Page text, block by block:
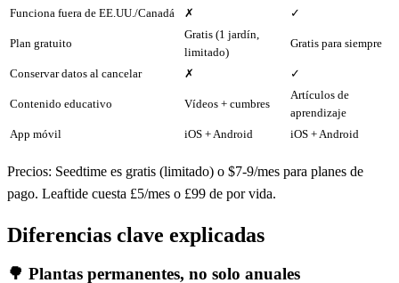
Funciona fuera de EE.UU./Canadá
✗ ✓
Plan gratuito
Gratis (1 jardín,
limitado)
Gratis para siempre
Conservar datos al cancelar ✗ ✓
Contenido educativo Vídeos + cumbres
Artículos de
aprendizaje
App móvil
iOS + Android iOS + Android
Precios: Seedtime es gratis (limitado) o $7-9/mes para planes de
pago. Leaftide cuesta £5/mes o £99 de por vida.
Diferencias clave explicadas
🌳 Plantas permanentes, no solo anuales